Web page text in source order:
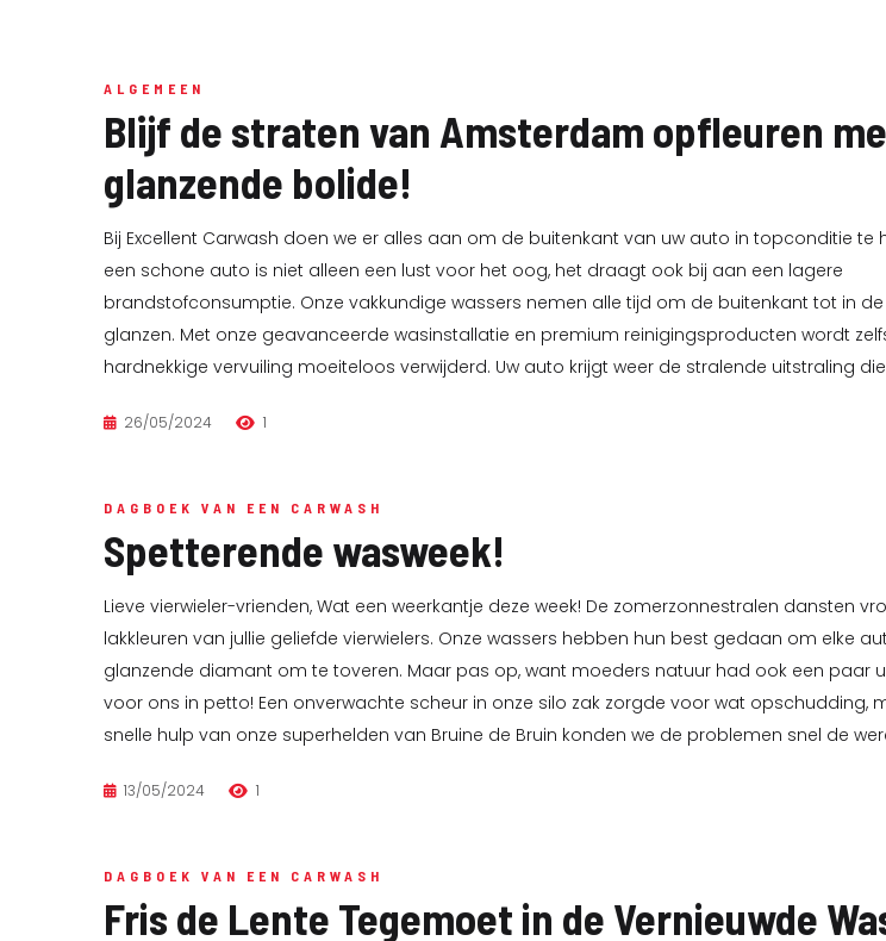
ALGEMEEN
Blijf de straten van Amsterdam opfleuren
glanzende bolide!
Bij Excellent Carwash doen we er alles aan om de buitenkant van uw auto in topconditie te
een schone auto is niet alleen een lust voor het oog, het draagt ook bij aan een lagere
brandstofconsumptie. Onze vakkundige wassers nemen alle tijd om de buitenkant tot in
glanzen. Met onze geavanceerde wasinstallatie en premium reinigingsproducten wordt
hardnekkige vervuiling moeiteloos verwijderd. Uw auto krijgt weer de stralende uitstraling
26/05/2024 1
DAGBOEK VAN EEN CARWASH
Spetterende wasweek!
Lieve vierwieler-vrienden, Wat een weerkantje deze week! De zomerzonnestralen dansten
lakkleuren van jullie geliefde vierwielers. Onze wassers hebben hun best gedaan om elke
glanzende diamant om te toveren. Maar pas op, want moeders natuur had ook een paar
voor ons in petto! Een onverwachte scheur in onze silo zak zorgde voor wat opschudding,
snelle hulp van onze superhelden van Bruine de Bruin konden we de problemen snel de
13/05/2024 1
DAGBOEK VAN EEN CARWASH
Fris de Lente Tegemoet in de Vernieuwde